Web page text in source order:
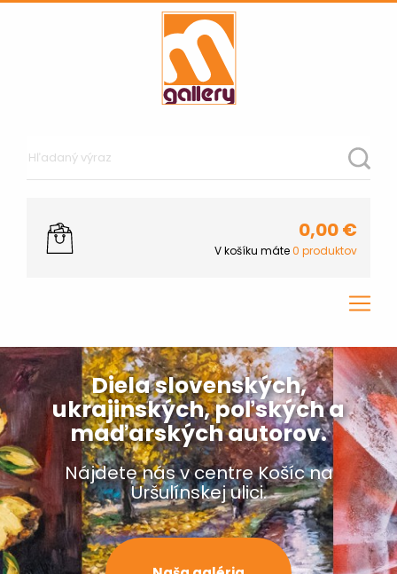
0,00€
V košíku máte0 produktov
Diela slovenských,
ukrajinských, poľských a
maďarských autorov.
Nájdete nás v centre Košíc na
Uršulínskej ulici.